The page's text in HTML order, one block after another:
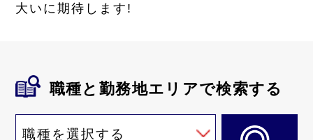
大いに期待します!
職種と勤務地エリアで検索する